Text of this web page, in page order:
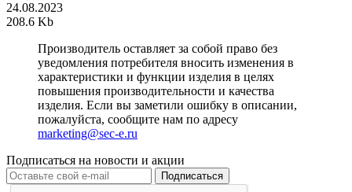
24.08.2023
208.6 Kb
Производитель оставляет за собой право без
уведомления потребителя вносить изменения в
характеристики и функции изделия в целях
повышения производительности и качества
изделия. Если вы заметили ошибку в описании,
пожалуйста, сообщите нам по адресу
marketing@sec-e.ru
Подписаться на новости и акции
Подписаться